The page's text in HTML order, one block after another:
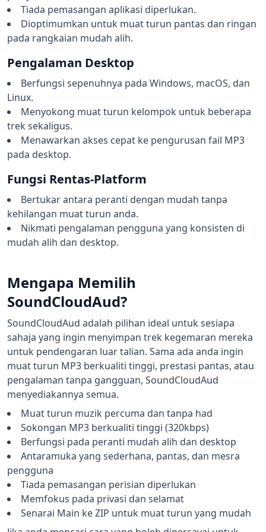
Tiada pemasangan aplikasi diperlukan.
Dioptimumkan untuk muat turun pantas dan ringan
pada rangkaian mudah alih.
Pengalaman Desktop
Berfungsi sepenuhnya pada Windows, macOS, dan
Linux.
Menyokong muat turun kelompok untuk beberapa
trek sekaligus.
Menawarkan akses cepat ke pengurusan fail MP3
pada desktop.
Fungsi Rentas-Platform
Bertukar antara peranti dengan mudah tanpa
kehilangan muat turun anda.
Nikmati pengalaman pengguna yang konsisten di
mudah alih dan desktop.
Mengapa Memilih
SoundCloudAud?
SoundCloudAud adalah pilihan ideal untuk sesiapa
sahaja yang ingin menyimpan trek kegemaran mereka
untuk pendengaran luar talian. Sama ada anda ingin
muat turun MP3 berkualiti tinggi, prestasi pantas, atau
pengalaman tanpa gangguan, SoundCloudAud
menyediakannya semua.
Muat turun muzik percuma dan tanpa had
Sokongan MP3 berkualiti tinggi (320kbps)
Berfungsi pada peranti mudah alih dan desktop
Antaramuka yang sederhana, pantas, dan mesra
pengguna
Tiada pemasangan perisian diperlukan
Memfokus pada privasi dan selamat
Senarai Main ke ZIP untuk muat turun yang mudah